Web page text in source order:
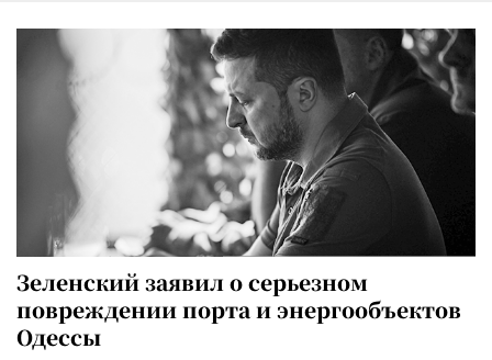
Зеленский заявил о серьезном
повреждении порта и энергообъектов
Одессы